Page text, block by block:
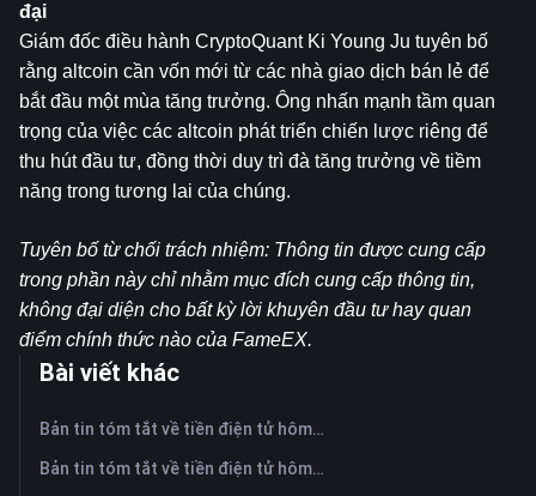
đại
Giám đốc điều hành CryptoQuant Ki Young Ju tuyên bố
rằng altcoin cần vốn mới từ các nhà giao dịch bán lẻ để
bắt đầu một mùa tăng trưởng. Ông nhấn mạnh tầm quan
trọng của việc các altcoin phát triển chiến lược riêng để
thu hút đầu tư, đồng thời duy trì đà tăng trưởng về tiềm
năng trong tương lai của chúng.
Tuyên bố từ chối trách nhiệm: Thông tin được cung cấp
trong phần này chỉ nhằm mục đích cung cấp thông tin,
không đại diện cho bất kỳ lời khuyên đầu tư hay quan
điểm chính thức nào của FameEX.
Bài viết khác
Bản tin tóm tắt về tiền điện tử hôm nay trên FameEX | Ngày 6 tháng 8 năm 2026
Bản tin tóm tắt về tiền điện tử hôm nay trên FameEX | Ngày 5 tháng 8 năm 2026